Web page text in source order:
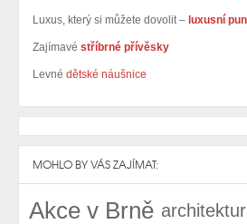
Luxus, který si můžete dovolit – luxusní
Zajímavé stříbrné přívěsky
Levné dětské náušnice
MOHLO BY VÁS ZAJÍMAT:
Akce v Brně